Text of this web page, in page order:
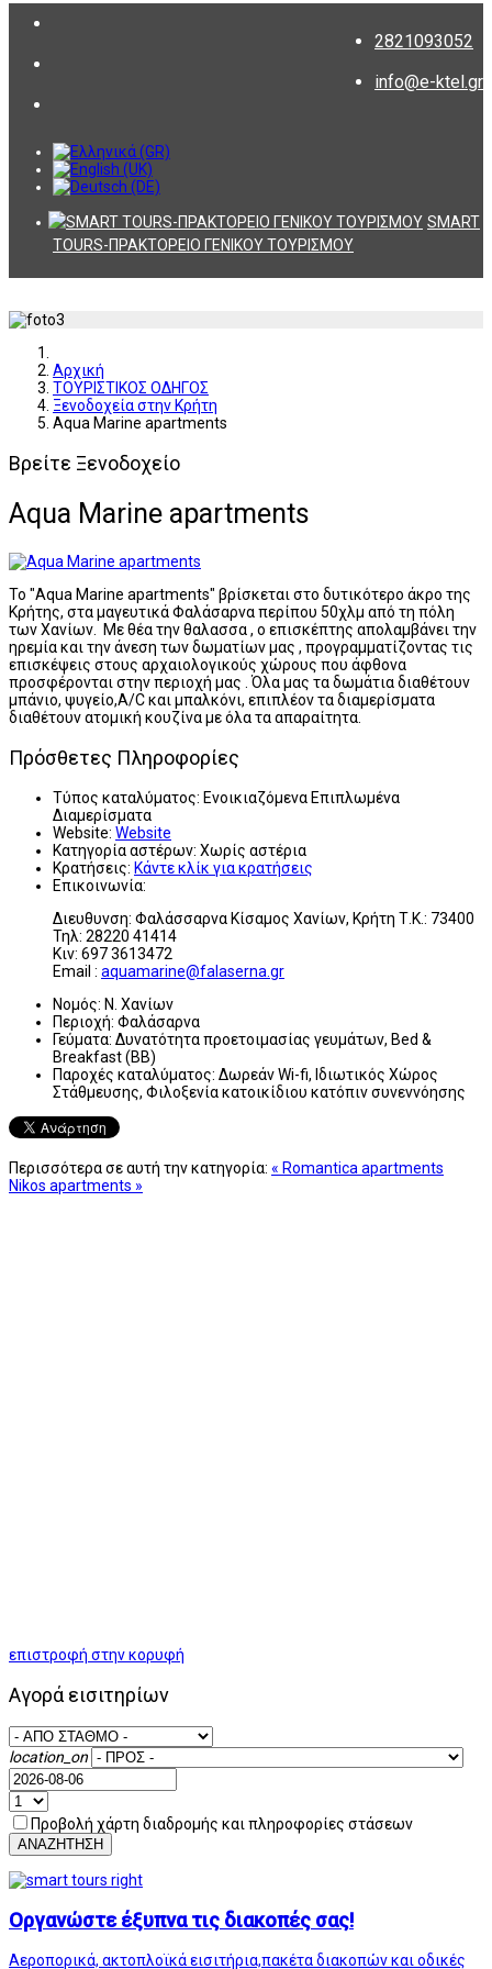
2821093052
info@e-ktel.gr
SMART
TOURS-ΠΡΑΚΤΟΡΕΙΟ ΓΕΝΙΚΟΥ ΤΟΥΡΙΣΜΟΥ
Αρχική
ΤΟΥΡΙΣΤΙΚΟΣ ΟΔΗΓΟΣ
Ξενοδοχεία στην Κρήτη
Aqua Marine apartments
Βρείτε Ξενοδοχείο
Aqua Marine apartments
Το "Aqua Marine apartments" βρίσκεται στο δυτικότερο άκρο της
Κρήτης, στα μαγευτικά Φαλάσαρνα περίπου 50χλμ από τη πόλη
των Χανίων. Με θέα την θαλασσα , ο επισκέπτης απολαμβάνει την
ηρεμία και την άνεση των δωματίων μας , προγραμματίζοντας τις
επισκέψεις στους αρχαιολογικούς χώρους που άφθονα
προσφέρονται στην περιοχή μας . Όλα μας τα δωμάτια διαθέτουν
μπάνιο, ψυγείο,A/C και μπαλκόνι, επιπλέον τα διαμερίσματα
διαθέτουν ατομική κουζίνα με όλα τα απαραίτητα.
Πρόσθετες Πληροφορίες
Τύπος καταλύματος: Ενοικιαζόμενα Επιπλωμένα
Διαμερίσματα
Website: Website
Κατηγορία αστέρων: Χωρίς αστέρια
Κρατήσεις: Κάντε κλίκ για κρατήσεις
Επικοινωνία:
Διευθυνση: Φαλάσσαρνα Κίσαμος Χανίων, Κρήτη Τ.Κ.: 73400
Τηλ: 28220 41414
Κιν: 697 3613472
Email : aquamarine@falaserna.gr
Νομός: Ν. Χανίων
Περιοχή: Φαλάσαρνα
Γεύματα: Δυνατότητα προετοιμασίας γευμάτων, Bed &
Breakfast (BB)
Παροχές καταλύματος: Δωρεάν Wi-fi, Ιδιωτικός Χώρος
Στάθμευσης, Φιλοξενία κατοικίδιου κατόπιν συνεννόησης
Περισσότερα σε αυτή την κατηγορία: « Romantica apartments
Nikos apartments »
επιστροφή στην κορυφή
Αγορά εισιτηρίων
location_on
Προβολή χάρτη διαδρομής και πληροφορίες στάσεων
ΑΝΑΖΗΤΗΣΗ
Οργανώστε έξυπνα τις διακοπές σας!
Αεροπορικά, ακτοπλοϊκά εισιτήρια,πακέτα διακοπών και οδικές